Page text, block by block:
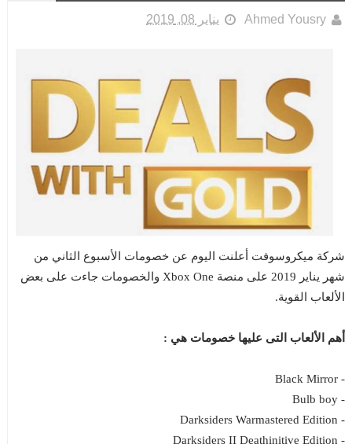
Ahmed Yousry يناير 08, 2019
شركة ميكروسوفت أعلنت اليوم عن خصومات الأسبوع الثاني من
شهر يناير 2019 على منصة Xbox One والخصومات جاءت على بعض
الألعاب القوية.
أهم الألعاب التى عليها خصومات هي :
- Black Mirror
- Bulb boy
- Darksiders Warmastered Edition
- Darksiders II Deathinitive Edition